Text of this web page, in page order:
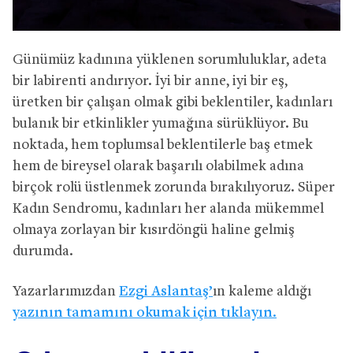
Günümüz kadınına yüklenen sorumluluklar, adeta
bir labirenti andırıyor. İyi bir anne, iyi bir eş,
üretken bir çalışan olmak gibi beklentiler, kadınları
bulanık bir etkinlikler yumağına sürüklüyor. Bu
noktada, hem toplumsal beklentilerle baş etmek
hem de bireysel olarak başarılı olabilmek adına
birçok rolü üstlenmek zorunda bırakılıyoruz. Süper
Kadın Sendromu, kadınları her alanda mükemmel
olmaya zorlayan bir kısırdöngü haline gelmiş
durumda.
Yazarlarımızdan Ezgi Aslantaş’ın kaleme aldığı
yazının tamamını okumak için tıklayın.